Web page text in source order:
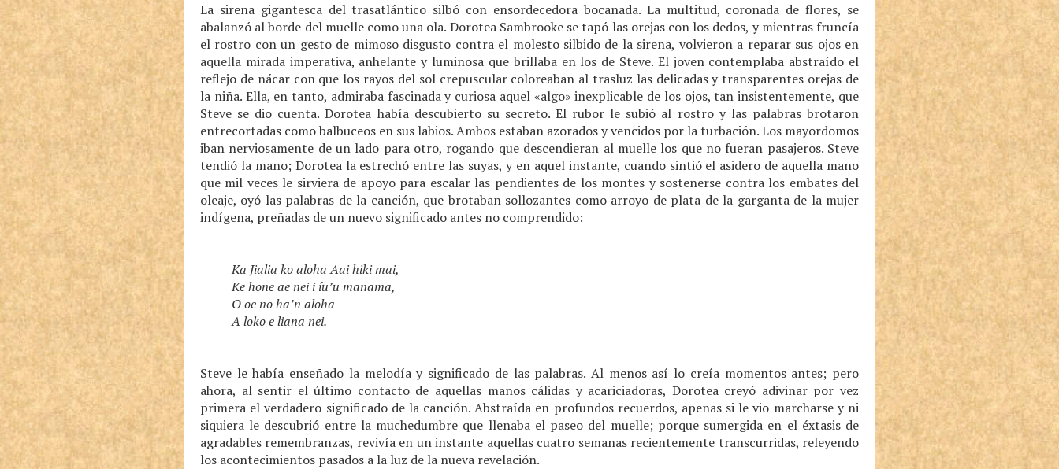
La sirena gigantesca del trasatlántico silbó con ensordecedora bocanada. La multitud, coronada de flores, se
abalanzó al borde del muelle como una ola. Dorotea Sambrooke se tapó las orejas con los dedos, y mientras fruncía
el rostro con un gesto de mimoso disgusto contra el molesto silbido de la sirena, volvieron a reparar sus ojos en
aquella mirada imperativa, anhelante y luminosa que brillaba en los de Steve. El joven contemplaba abstraído el
reflejo de nácar con que los rayos del sol crepuscular coloreaban al trasluz las delicadas y transparentes orejas de
la niña. Ella, en tanto, admiraba fascinada y curiosa aquel «algo» inexplicable de los ojos, tan insistentemente, que
Steve se dio cuenta. Dorotea había descubierto su secreto. El rubor le subió al rostro y las palabras brotaron
entrecortadas como balbuceos en sus labios. Ambos estaban azorados y vencidos por la turbación. Los mayordomos
iban nerviosamente de un lado para otro, rogando que descendieran al muelle los que no fueran pasajeros. Steve
tendió la mano; Dorotea la estrechó entre las suyas, y en aquel instante, cuando sintió el asidero de aquella mano
que mil veces le sirviera de apoyo para escalar las pendientes de los montes y sostenerse contra los embates del
oleaje, oyó las palabras de la canción, que brotaban sollozantes como arroyo de plata de la garganta de la mujer
indígena, preñadas de un nuevo significado antes no comprendido:
Ka Jialia ko aloha Aai hiki mai,
Ke hone ae nei i íu’u manama,
O oe no ha’n aloha
A loko e liana nei.
Steve le había enseñado la melodía y significado de las palabras. Al menos así lo creía momentos antes; pero
ahora, al sentir el último contacto de aquellas manos cálidas y acariciadoras, Dorotea creyó adivinar por vez
primera el verdadero significado de la canción. Abstraída en profundos recuerdos, apenas si le vio marcharse y ni
siquiera le descubrió entre la muchedumbre que llenaba el paseo del muelle; porque sumergida en el éxtasis de
agradables remembranzas, revivía en un instante aquellas cuatro semanas recientemente transcurridas, releyendo
los acontecimientos pasados a la luz de la nueva revelación.